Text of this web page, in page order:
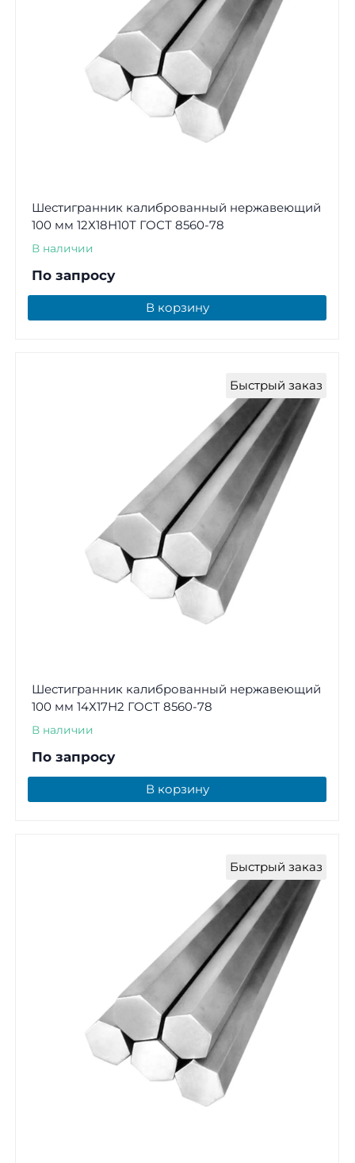
Шестигранник калиброванный нержавеющий
100 мм 12Х18Н10Т ГОСТ 8560-78
В наличии
По запросу
В корзину
Быстрый заказ
Шестигранник калиброванный нержавеющий
100 мм 14Х17Н2 ГОСТ 8560-78
В наличии
По запросу
В корзину
Быстрый заказ